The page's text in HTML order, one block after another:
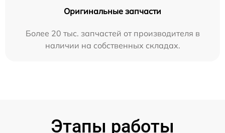
Оригинальные запчасти
Более 20 тыс. запчастей от производителя в
наличии на собственных складах.
Этапы работы